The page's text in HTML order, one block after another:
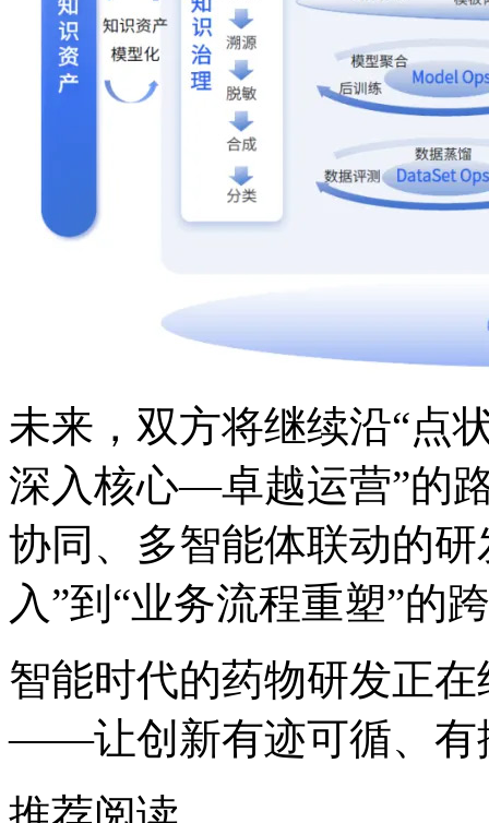
未来，双方将继续沿
深入核心—卓越运营”的路径
协同、多智能体联动的
入”到“业务流程重塑”的
智能时代的药物研发正
——让创新有迹可循、有